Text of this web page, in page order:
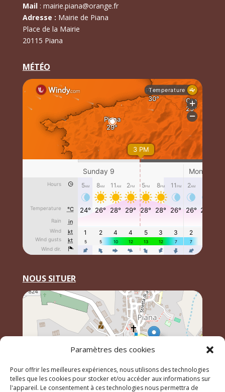
Paramètres des cookies
Pour offrir les meilleures expériences, nous utilisons des technologies
telles que les cookies pour stocker et/ou accéder aux informations sur
l'appareil. Le consentement à ces technologies nous permettra de
Mail: mairie.piana@orange.fr
Adresse : Mairie de Piana
Place de la Mairie
20115 Piana
MÉTÉO
NOUS SITUER